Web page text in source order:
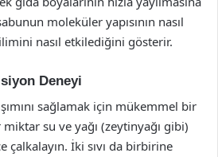
moleküler yapısının nasıl
nasıl etkilediğini gösterir.
Deneyi
sağlamak için mükemmel bir
su ve yağı (zeytinyağı gibi)
çalkalayın. İki sıvı da birbirine